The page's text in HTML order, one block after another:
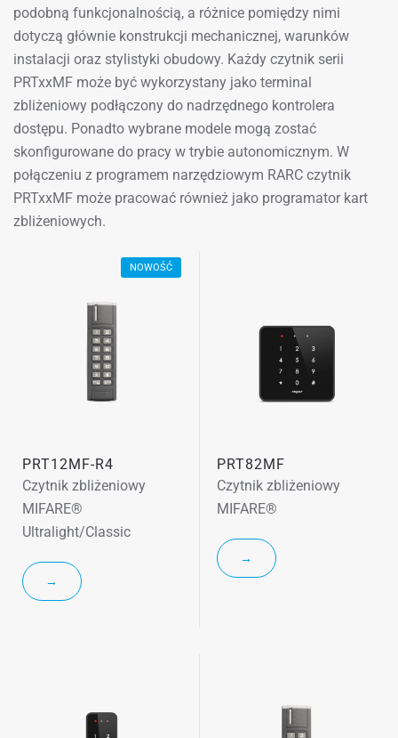
podobną funkcjonalnością, a różnice pomiędzy nimi
dotyczą głównie konstrukcji mechanicznej, warunków
instalacji oraz stylistyki obudowy. Każdy czytnik serii
PRTxxMF może być wykorzystany jako terminal
zbliżeniowy podłączony do nadrzędnego kontrolera
dostępu. Ponadto wybrane modele mogą zostać
skonfigurowane do pracy w trybie autonomicznym. W
połączeniu z programem narzędziowym RARC czytnik
PRTxxMF może pracować również jako programator kart
zbliżeniowych.
NOWOŚĆ
PRT12MF-R4
Czytnik zbliżeniowy
MIFARE®
Ultralight/Classic
→
PRT82MF
Czytnik zbliżeniowy
MIFARE®
→